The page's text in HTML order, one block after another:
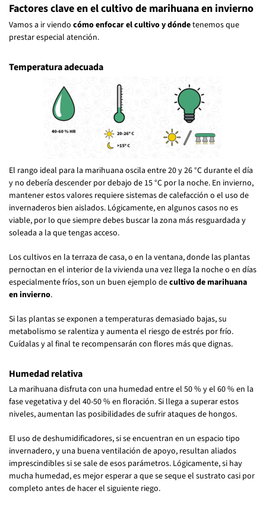
Factores clave en el cultivo de marihuana en invierno
Vamos a ir viendo cómo enfocar el cultivo y dóndetenemos que
prestar especial atención.
Temperatura adecuada
El rango ideal para la marihuana oscila entre 20 y 26 °C durante el día
y no debería descender por debajo de 15 °C por la noche. En invierno,
mantener estos valores requiere sistemas de calefacción o el uso de
invernaderos bien aislados. Lógicamente, en algunos casos no es
viable, por lo que siempre debes buscar la zona más resguardada y
soleada a la que tengas acceso.
Los cultivos en la terraza de casa, o en la ventana, donde las plantas
pernoctan en el interior de la vivienda una vez llega la noche o en días
especialmente fríos, son un buen ejemplo decultivo de marihuana
en invierno.
Si las plantas se exponen a temperaturas demasiado bajas, su
metabolismo se ralentiza y aumenta el riesgo de estrés por frío.
Cuídalas y al final te recompensarán con flores más que dignas.
Humedad relativa
La marihuana disfruta con una humedad entre el 50 % y el 60 % en la
fase vegetativa y del 40-50 % en floración. Si llega a superar estos
niveles, aumentan las posibilidades de sufrir ataques de hongos.
El uso de deshumidificadores, si se encuentran en un espacio tipo
invernadero, y una buena ventilación de apoyo, resultan aliados
imprescindibles si se sale de esos parámetros. Lógicamente, si hay
mucha humedad, es mejor esperar a que se seque el sustrato casi por
completo antes de hacer el siguiente riego.